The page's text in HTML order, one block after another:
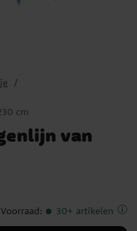
cm
van
Voorraad: 30+ artikelen